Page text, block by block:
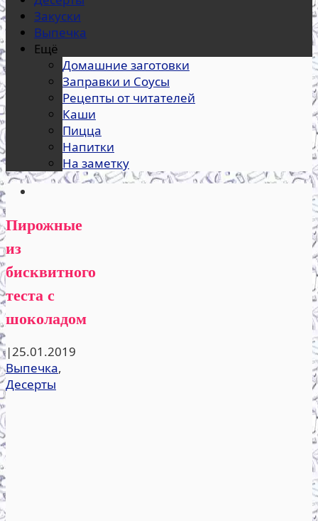
Закуски
Выпечка
Ещё
Домашние заготовки
Заправки и Соусы
Рецепты от читателей
Каши
Пицца
Напитки
На заметку
Пирожные
из
бисквитного
теста с
шоколадом
|25.01.2019
Выпечка,
Десерты